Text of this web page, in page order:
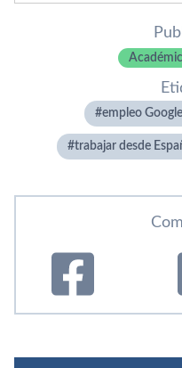
empleo
trabajar desde